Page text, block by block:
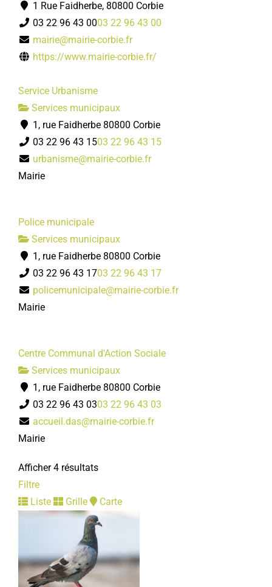
1 Rue Faidherbe, 80800 Corbie
03 22 96 43 0003 22 96 43 00
mairie@mairie-corbie.fr
https://www.mairie-corbie.fr/
Service Urbanisme
Services municipaux
1, rue Faidherbe 80800 Corbie
03 22 96 43 1503 22 96 43 15
urbanisme@mairie-corbie.fr
Mairie
Police municipale
Services municipaux
1, rue Faidherbe 80800 Corbie
03 22 96 43 1703 22 96 43 17
policemunicipale@mairie-corbie.fr
Mairie
Centre Communal d'Action Sociale
Services municipaux
1, rue Faidherbe 80800 Corbie
03 22 96 43 0303 22 96 43 03
accueil.das@mairie-corbie.fr
Mairie
Afficher 4 résultats
Filtre
Liste
Grille Carte